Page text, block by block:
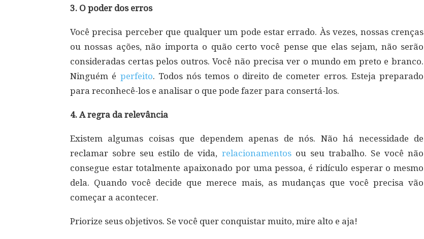
3. O poder dos erros
Você precisa perceber que qualquer um pode estar errado. Às vezes, nossas crenças
ou nossas ações, não importa o quão certo você pense que elas sejam, não serão
consideradas certas pelos outros. Você não precisa ver o mundo em preto e branco.
Ninguém é perfeito. Todos nós temos o direito de cometer erros. Esteja preparado
para reconhecê-los e analisar o que pode fazer para consertá-los.
4. A regra da relevância
Existem algumas coisas que dependem apenas de nós. Não há necessidade de
reclamar sobre seu estilo de vida, relacionamentosou seu trabalho. Se você não
consegue estar totalmente apaixonado por uma pessoa, é ridículo esperar o mesmo
dela. Quando você decide que merece mais, as mudanças que você precisa vão
começar a acontecer.
Priorize seus objetivos. Se você quer conquistar muito, mire alto e aja!